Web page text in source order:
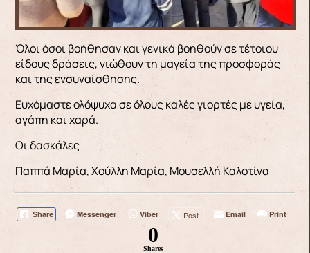
Όλοι όσοι βοήθησαν και γενικά βοηθούν σε τέτοιου
είδους δράσεις, νιώθουν τη μαγεία της προσφοράς
και της ενσυναίσθησης.
Ευχόμαστε ολόψυχα σε όλους καλές γιορτές με υγεία,
αγάπη και χαρά.
Οι δασκάλες
Παππά Μαρία, Χούλλη Μαρία, Μουσελλή Καλοτίνα
Share Messenger Viber Post Email Print
0
Shares